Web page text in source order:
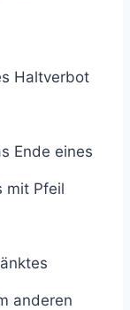
Haltverbot
Ende eines
mit Pfeil
anderen